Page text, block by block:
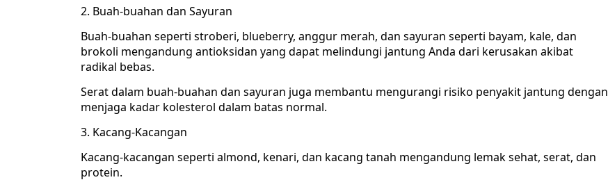
Buah-buahan dan Sayuran
Buah-buahan seperti stroberi, blueberry, anggur merah, dan sayuran seperti bayam, kale, dan
brokoli mengandung antioksidan yang dapat melindungi jantung Anda dari kerusakan akibat
radikal bebas.
Serat dalam buah-buahan dan sayuran juga membantu mengurangi risiko penyakit jantung dengan
menjaga kadar kolesterol dalam batas normal.
Kacang-Kacangan
Kacang-kacangan seperti almond, kenari, dan kacang tanah mengandung lemak sehat, serat, dan
protein.